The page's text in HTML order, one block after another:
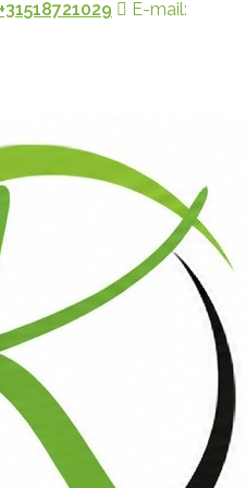
+31518721029
E-mail: